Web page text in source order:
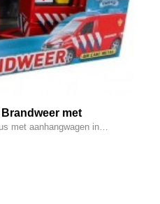
met
met aanhangwagen in…